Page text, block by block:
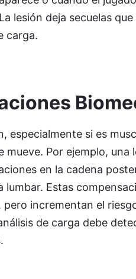
lesión deja secuelas
carga.
especialmente si es
mueve. Por ejemplo, una
en la cadena
lumbar. Estas
pero incrementan el
de carga debe